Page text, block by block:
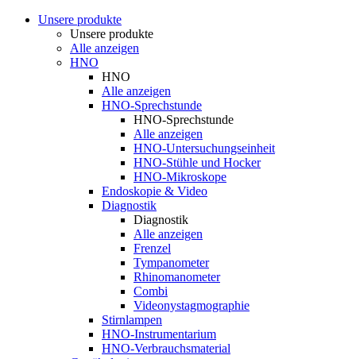
Unsere produkte
Unsere produkte
Alle anzeigen
HNO
HNO
Alle anzeigen
HNO-Sprechstunde
HNO-Sprechstunde
Alle anzeigen
HNO-Untersuchungseinheit
HNO-Stühle und Hocker
HNO-Mikroskope
Endoskopie & Video
Diagnostik
Diagnostik
Alle anzeigen
Frenzel
Tympanometer
Rhinomanometer
Combi
Videonystagmographie
Stirnlampen
HNO-Instrumentarium
HNO-Verbrauchsmaterial